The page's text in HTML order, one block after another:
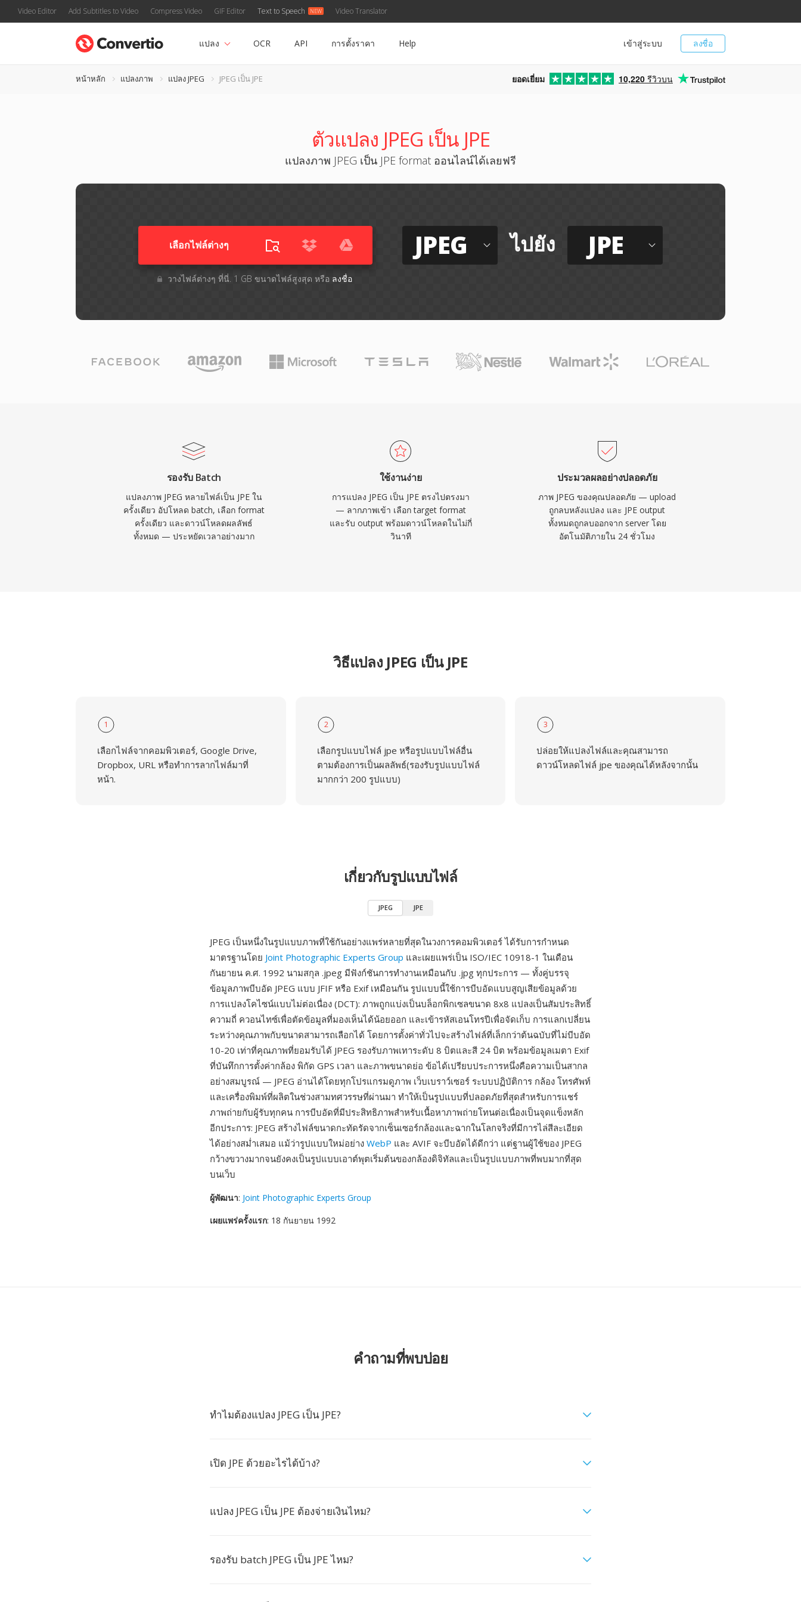
Video Editor Add Subtitles to Video Compress Video GIF Editor Text to Speech Video Translator
ลงชื่อ
เข้าสู่ระบบ
แปลง OCR API การตั้งราคา Help
หน้าหลัก แปลงภาพ แปลง JPEG JPEG เป็น JPE ยอดเยี่ยม 10,220 รีวิวบน
ตัวแปลง JPEG เป็น JPE
แปลงภาพ JPEG เป็น JPE format ออนไลน์ได้เลยฟรี
เลือกไฟล์ต่างๆ​
วางไฟล์ต่างๆ​ ที่นี่. 1 GB ขนาดไฟล์สูงสุด หรือ ลงชื่อ
JPEG ไปยัง JPE
รองรับ Batch
แปลงภาพ JPEG หลายไฟล์เป็น JPE ใน
ครั้งเดียว อัปโหลด batch, เลือก format
ครั้งเดียว และดาวน์โหลดผลลัพธ์
ทั้งหมด — ประหยัดเวลาอย่างมาก
ใช้งานง่าย
การแปลง JPEG เป็น JPE ตรงไปตรงมา
— ลากภาพเข้า เลือก target format
และรับ output พร้อมดาวน์โหลดในไม่กี่
วินาที
ประมวลผลอย่างปลอดภัย
ภาพ JPEG ของคุณปลอดภัย — upload
ถูกลบหลังแปลง และ JPE output
ทั้งหมดถูกลบออกจาก server โดย
อัตโนมัติภายใน 24 ชั่วโมง
วิธีแปลง JPEG เป็น JPE
1
เลือกไฟล์จากคอมพิวเตอร์, Google Drive,
Dropbox, URL หรือทำการลากไฟล์มาที่
หน้า.
2
เลือกรูปแบบไฟล์ jpe หรือรูปแบบไฟล์อื่น
ตามต้องการเป็นผลลัพธ์(รองรับรูปแบบไฟล์
มากกว่า 200 รูปแบบ)
3
ปล่อยให้แปลงไฟล์และคุณสามารถ
ดาวน์โหลดไฟล์ jpe ของคุณได้หลังจากนั้น
เกี่ยวกับรูปแบบไฟล์
JPEG JPE
JPEG เป็นหนึ่งในรูปแบบภาพที่ใช้กันอย่างแพร่หลายที่สุดในวงการคอมพิวเตอร์ ได้รับการกำหนด
มาตรฐานโดย Joint Photographic Experts Group และเผยแพร่เป็น ISO/IEC 10918-1 ในเดือน
กันยายน ค.ศ. 1992 นามสกุล .jpeg มีฟังก์ชันการทำงานเหมือนกับ .jpg ทุกประการ — ทั้งคู่บรรจุ
ข้อมูลภาพบีบอัด JPEG แบบ JFIF หรือ Exif เหมือนกัน รูปแบบนี้ใช้การบีบอัดแบบสูญเสียข้อมูลด้วย
การแปลงโคไซน์แบบไม่ต่อเนื่อง (DCT): ภาพถูกแบ่งเป็นบล็อกพิกเซลขนาด 8x8 แปลงเป็นสัมประสิทธิ์
ความถี่ ควอนไทซ์เพื่อตัดข้อมูลที่มองเห็นได้น้อยออก และเข้ารหัสเอนโทรปีเพื่อจัดเก็บ การแลกเปลี่ยน
ระหว่างคุณภาพกับขนาดสามารถเลือกได้ โดยการตั้งค่าทั่วไปจะสร้างไฟล์ที่เล็กกว่าต้นฉบับที่ไม่บีบอัด
10-20 เท่าที่คุณภาพที่ยอมรับได้ JPEG รองรับภาพเทาระดับ 8 บิตและสี 24 บิต พร้อมข้อมูลเมตา Exif
ที่บันทึกการตั้งค่ากล้อง พิกัด GPS เวลา และภาพขนาดย่อ ข้อได้เปรียบประการหนึ่งคือความเป็นสากล
อย่างสมบูรณ์ — JPEG อ่านได้โดยทุกโปรแกรมดูภาพ เว็บเบราว์เซอร์ ระบบปฏิบัติการ กล้อง โทรศัพท์
และเครื่องพิมพ์ที่ผลิตในช่วงสามทศวรรษที่ผ่านมา ทำให้เป็นรูปแบบที่ปลอดภัยที่สุดสำหรับการแชร์
ภาพถ่ายกับผู้รับทุกคน การบีบอัดที่มีประสิทธิภาพสำหรับเนื้อหาภาพถ่ายโทนต่อเนื่องเป็นจุดแข็งหลัก
อีกประการ: JPEG สร้างไฟล์ขนาดกะทัดรัดจากเซ็นเซอร์กล้องและฉากในโลกจริงที่มีการไล่สีละเอียด
ได้อย่างสม่ำเสมอ แม้ว่ารูปแบบใหม่อย่าง WebP และ AVIF จะบีบอัดได้ดีกว่า แต่ฐานผู้ใช้ของ JPEG
กว้างขวางมากจนยังคงเป็นรูปแบบเอาต์พุตเริ่มต้นของกล้องดิจิทัลและเป็นรูปแบบภาพที่พบมากที่สุด
บนเว็บ
ผู้พัฒนา: Joint Photographic Experts Group
เผยแพร่ครั้งแรก: 18 กันยายน 1992
คำถามที่พบบ่อย
ทำไมต้องแปลง JPEG เป็น JPE?
เปิด JPE ด้วยอะไรได้บ้าง?
แปลง JPEG เป็น JPE ต้องจ่ายเงินไหม?
รองรับ batch JPEG เป็น JPE ไหม?